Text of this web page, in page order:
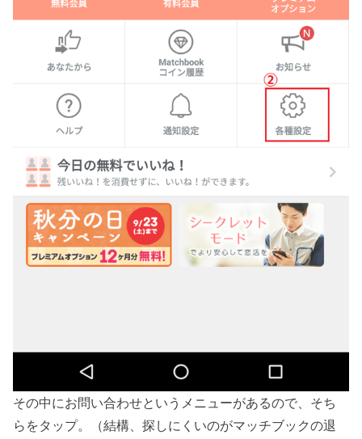
その中にお問い合わせというメニューがあるので、そち
らをタップ。（結構、探しにくいのがマッチブックの退